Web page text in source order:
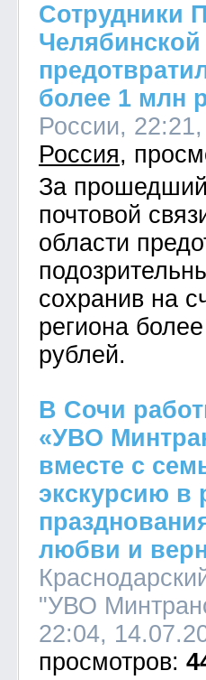
Сотрудники
Челябинской
более 1 млн
России,
Россия
За
почтовой
области
сохранив на
региона
рублей.
В Сочи
«УВО
вместе с
экскурсию в
любви и
"УВО
22:04,